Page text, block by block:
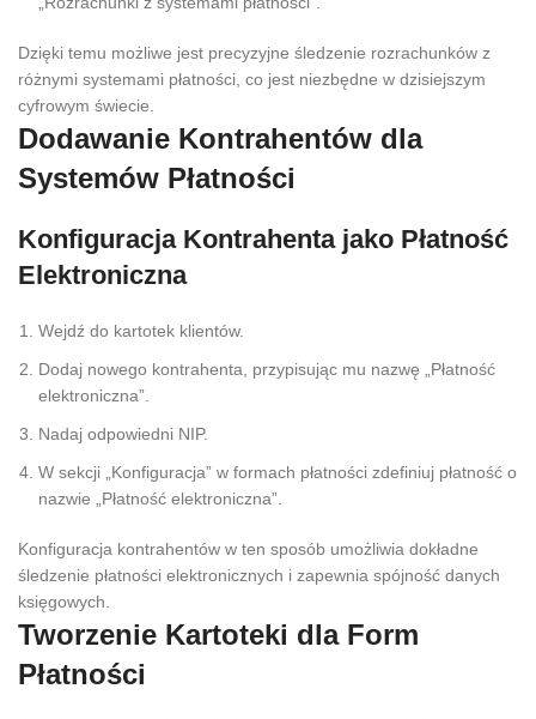
Dzięki temu możliwe jest precyzyjne śledzenie rozrachunków z
różnymi systemami płatności, co jest niezbędne w dzisiejszym
cyfrowym świecie.
Dodawanie Kontrahentów dla
Systemów Płatności
Konfiguracja Kontrahenta jako Płatność
Elektroniczna
Wejdź do kartotek klientów.
Dodaj nowego kontrahenta, przypisując mu nazwę „Płatność
elektroniczna”.
Nadaj odpowiedni NIP.
W sekcji „Konfiguracja” w formach płatności zdefiniuj płatność o
nazwie „Płatność elektroniczna”.
Konfiguracja kontrahentów w ten sposób umożliwia dokładne
śledzenie płatności elektronicznych i zapewnia spójność danych
księgowych.
Tworzenie Kartoteki dla Form
Płatności